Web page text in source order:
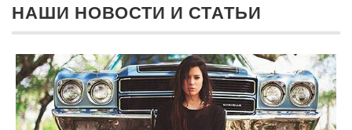
НАШИ НОВОСТИ И СТАТЬИ